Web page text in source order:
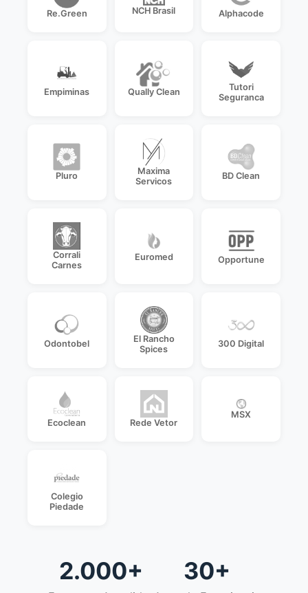
Re.Green NCH Brasil Alphacode
Empiminas Qually Clean
Tutori
Seguranca
Pluro
Maxima
Servicos
BD Clean
Corrali
Carnes
Euromed Opportune
Odontobel
El Rancho
Spices
300 Digital
Ecoclean Rede Vetor
MSX
Colegio
Piedade
2.000+ 30+